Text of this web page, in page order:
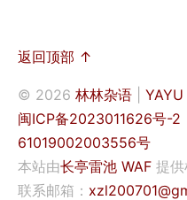
返回顶部 ↑
© 2026 林林杂语 YAYU
闽ICP备2023011626号-2
61019002003556号
本站由长亭雷池 WAF 提供
联系邮箱：